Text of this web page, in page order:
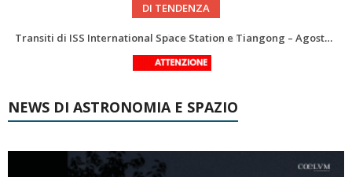
DI TENDENZA
La Luna del Mese – Agosto 2026
Le costellazioni di Agosto 2026: Delfino
NEWS DI ASTRONOMIA E SPAZIO